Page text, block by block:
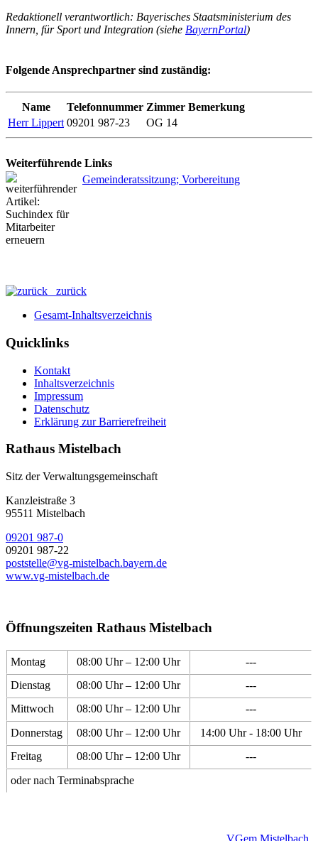
Redaktionell verantwortlich: Bayerisches Staatsministerium des
Innern, für Sport und Integration (siehe BayernPortal)
Folgende Ansprechpartner sind zuständig:
Name Telefonnummer Zimmer Bemerkung
Herr Lippert 09201 987-23 OG 14
Weiterführende Links
Gemeinderatssitzung; Vorbereitung
zurück
Gesamt-Inhaltsverzeichnis
Quicklinks
Kontakt
Inhaltsverzeichnis
Impressum
Datenschutz
Erklärung zur Barrierefreiheit
Rathaus Mistelbach
Sitz der Verwaltungsgemeinschaft
Kanzleistraße 3
95511 Mistelbach
09201 987-0
09201 987-22
poststelle@vg-mistelbach.bayern.de
www.vg-mistelbach.de
Öffnungszeiten Rathaus Mistelbach
Montag 08:00 Uhr – 12:00 Uhr
---
Dienstag
08:00 Uhr – 12:00 Uhr
---
Mittwoch
08:00 Uhr – 12:00 Uhr
---
Donnerstag
08:00 Uhr – 12:00 Uhr
14:00 Uhr - 18:00 Uhr
Freitag
08:00 Uhr – 12:00 Uhr
---
oder nach Terminabsprache
VGem Mistelbach